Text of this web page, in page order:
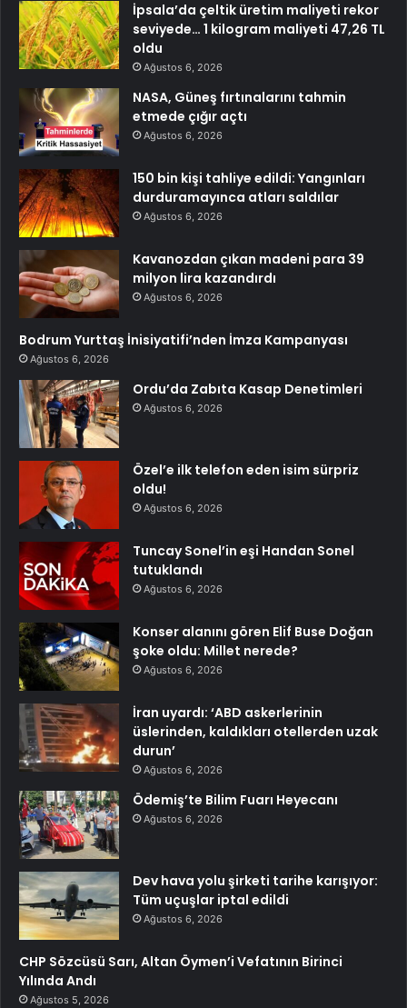
İpsala’da çeltik üretim maliyeti rekor
seviyede… 1 kilogram maliyeti 47,26 TL
oldu
Ağustos 6, 2026
NASA, Güneş fırtınalarını tahmin
etmede çığır açtı
Ağustos 6, 2026
150 bin kişi tahliye edildi: Yangınları
durduramayınca atları saldılar
Ağustos 6, 2026
Kavanozdan çıkan madeni para 39
milyon lira kazandırdı
Ağustos 6, 2026
Bodrum Yurttaş İnisiyatifi’nden İmza Kampanyası
Ağustos 6, 2026
Ordu’da Zabıta Kasap Denetimleri
Ağustos 6, 2026
Özel’e ilk telefon eden isim sürpriz
oldu!
Ağustos 6, 2026
Tuncay Sonel’in eşi Handan Sonel
tutuklandı
Ağustos 6, 2026
Konser alanını gören Elif Buse Doğan
şoke oldu: Millet nerede?
Ağustos 6, 2026
İran uyardı: ‘ABD askerlerinin
üslerinden, kaldıkları otellerden uzak
durun’
Ağustos 6, 2026
Ödemiş’te Bilim Fuarı Heyecanı
Ağustos 6, 2026
Dev hava yolu şirketi tarihe karışıyor:
Tüm uçuşlar iptal edildi
Ağustos 6, 2026
CHP Sözcüsü Sarı, Altan Öymen’i Vefatının Birinci
Yılında Andı
Ağustos 5, 2026